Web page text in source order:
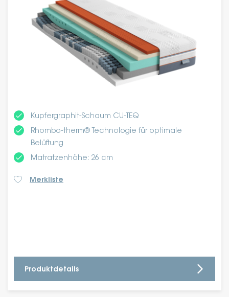
done Kupfergraphit-Schaum CU-TEQ
done
Rhombo-therm® Technologie für optimale
Belüftung
done Matratzenhöhe: 26 cm
Merkliste
Produktdetails